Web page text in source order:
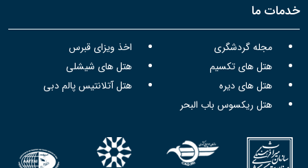
خدمات ما
مجله گردشگری
اخذ ویزای قبرس
هتل های تکسیم
هتل های شیشلی
هتل های دیره
هتل آتلانتیس پالم دبی
هتل ریکسوس باب البحر